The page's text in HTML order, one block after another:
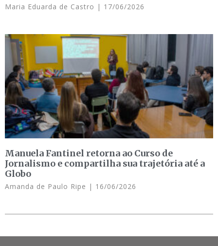
Maria Eduarda de Castro 17/06/2026
Manuela Fantinel retorna ao Curso de
Jornalismo e compartilha sua trajetória até a
Globo
Amanda de Paulo Ripe 16/06/2026